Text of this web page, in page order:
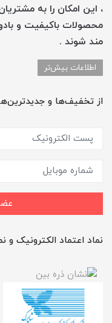
، این امکان را به
محصولات باکیفیت و
مند شوند .
اطلاعات بیش‌تر
از تخفیف‌ها و
نماد اعتماد الکترونیک و